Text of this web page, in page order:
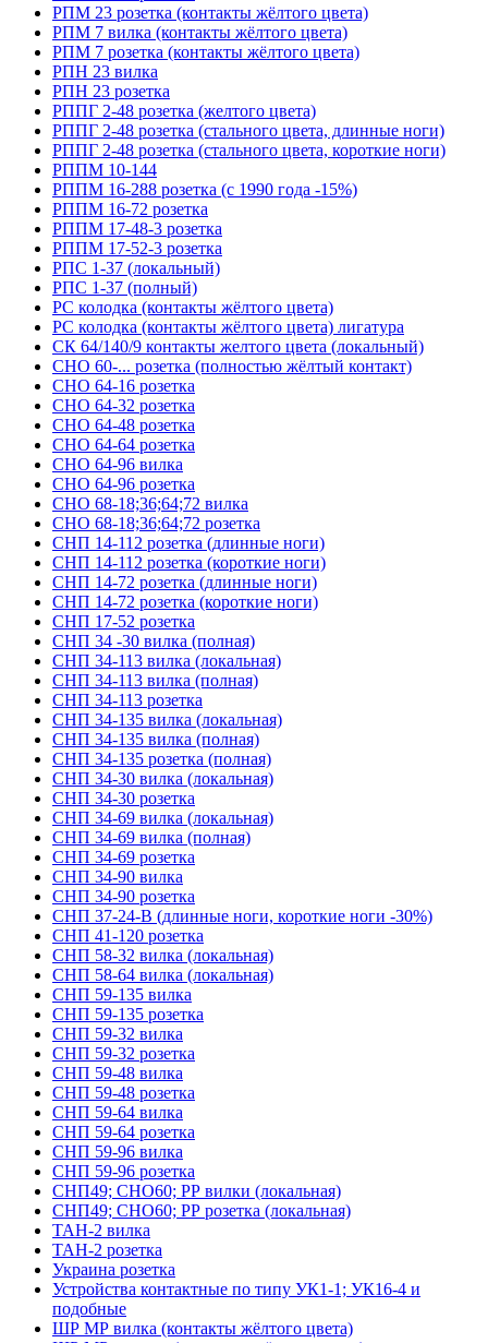
РПМ 23 розетка (контакты жёлтого цвета)
РПМ 7 вилка (контакты жёлтого цвета)
РПМ 7 розетка (контакты жёлтого цвета)
РПН 23 вилка
РПН 23 розетка
РППГ 2-48 розетка (желтого цвета)
РППГ 2-48 розетка (стального цвета, длинные ноги)
РППГ 2-48 розетка (стального цвета, короткие ноги)
РППМ 10-144
РППМ 16-288 розетка (с 1990 года -15%)
РППМ 16-72 розетка
РППМ 17-48-3 розетка
РППМ 17-52-3 розетка
РПС 1-37 (локальный)
РПС 1-37 (полный)
РС колодка (контакты жёлтого цвета)
РС колодка (контакты жёлтого цвета) лигатура
СК 64/140/9 контакты желтого цвета (локальный)
СНО 60-... розетка (полностью жёлтый контакт)
СНО 64-16 розетка
СНО 64-32 розетка
СНО 64-48 розетка
СНО 64-64 розетка
СНО 64-96 вилка
СНО 64-96 розетка
СНО 68-18;36;64;72 вилка
СНО 68-18;36;64;72 розетка
СНП 14-112 розетка (длинные ноги)
СНП 14-112 розетка (короткие ноги)
СНП 14-72 розетка (длинные ноги)
СНП 14-72 розетка (короткие ноги)
СНП 17-52 розетка
СНП 34 -30 вилка (полная)
СНП 34-113 вилка (локальная)
СНП 34-113 вилка (полная)
СНП 34-113 розетка
СНП 34-135 вилка (локальная)
СНП 34-135 вилка (полная)
СНП 34-135 розетка (полная)
СНП 34-30 вилка (локальная)
СНП 34-30 розетка
СНП 34-69 вилка (локальная)
СНП 34-69 вилка (полная)
СНП 34-69 розетка
СНП 34-90 вилка
СНП 34-90 розетка
СНП 37-24-В (длинные ноги, короткие ноги -30%)
СНП 41-120 розетка
СНП 58-32 вилка (локальная)
СНП 58-64 вилка (локальная)
СНП 59-135 вилка
СНП 59-135 розетка
СНП 59-32 вилка
СНП 59-32 розетка
СНП 59-48 вилка
СНП 59-48 розетка
СНП 59-64 вилка
СНП 59-64 розетка
СНП 59-96 вилка
СНП 59-96 розетка
СНП49; СНО60; РР вилки (локальная)
СНП49; СНО60; РР розетка (локальная)
ТАН-2 вилка
ТАН-2 розетка
Украина розетка
Устройства контактные по типу УК1-1; УК16-4 и
подобные
ШР МР вилка (контакты жёлтого цвета)